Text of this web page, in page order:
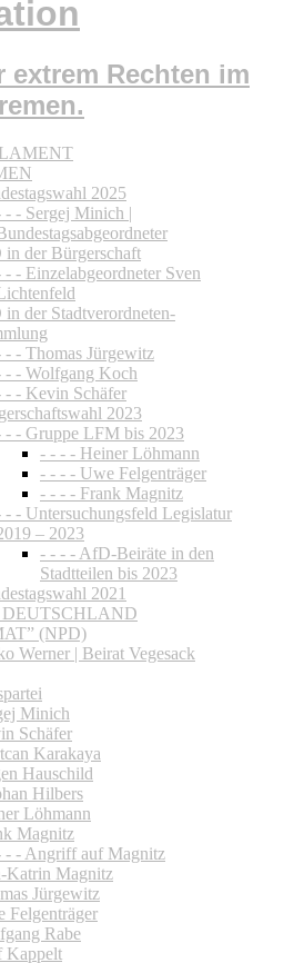
Rechten im
2025
- - Sergej Minich |
der Bürgerschaft
- - Einzelabgeordneter Sven
der Stadtverordneten-
- - Thomas Jürgewitz
- - Wolfgang Koch
- - Kevin Schäfer
2023
- - Gruppe LFM bis 2023
- - - - Heiner Löhmann
- - - - Uwe Felgenträger
- - - - Frank Magnitz
- - Untersuchungsfeld Legislatur
– 2023
- - - - AfD-Beiräte in den
Stadtteilen bis 2023
2021
(NPD)
Werner | Beirat Vegesack
Minich
Schäfer
Karakaya
Hauschild
Hilbers
Löhmann
Magnitz
- - Angriff auf Magnitz
Katrin Magnitz
Jürgewitz
Felgenträger
Rabe
Kappelt